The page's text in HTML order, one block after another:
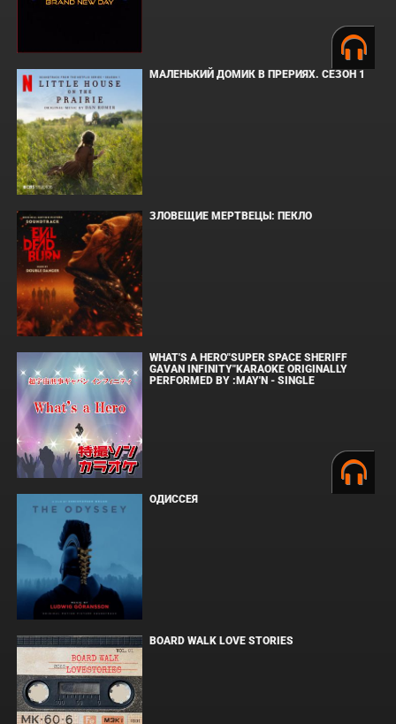
МАЛЕНЬКИЙ ДОМИК В ПРЕРИЯХ. СЕЗОН 1
ЗЛОВЕЩИЕ МЕРТВЕЦЫ: ПЕКЛО
WHAT'S A HERO"SUPER SPACE SHERIFF
GAVAN INFINITY"KARAOKE ORIGINALLY
PERFORMED BY :MAY'N - SINGLE
ОДИССЕЯ
BOARD WALK LOVE STORIES